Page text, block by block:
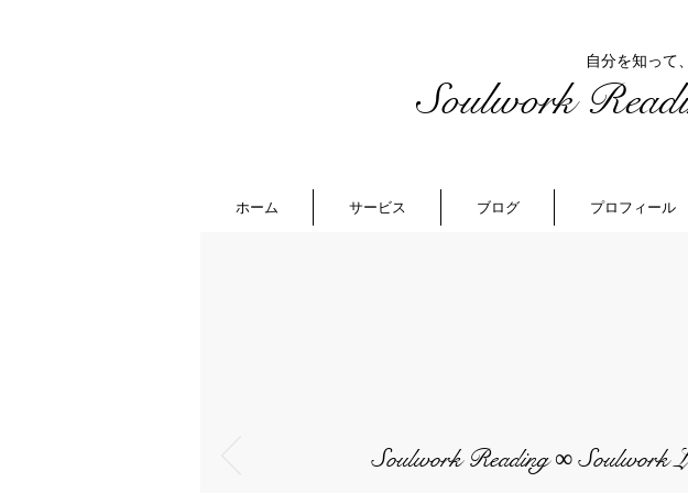
自分を知って
Soulwork
ホーム サービス ブログ プロフィール
Soulwork Reading∞ Soulwork